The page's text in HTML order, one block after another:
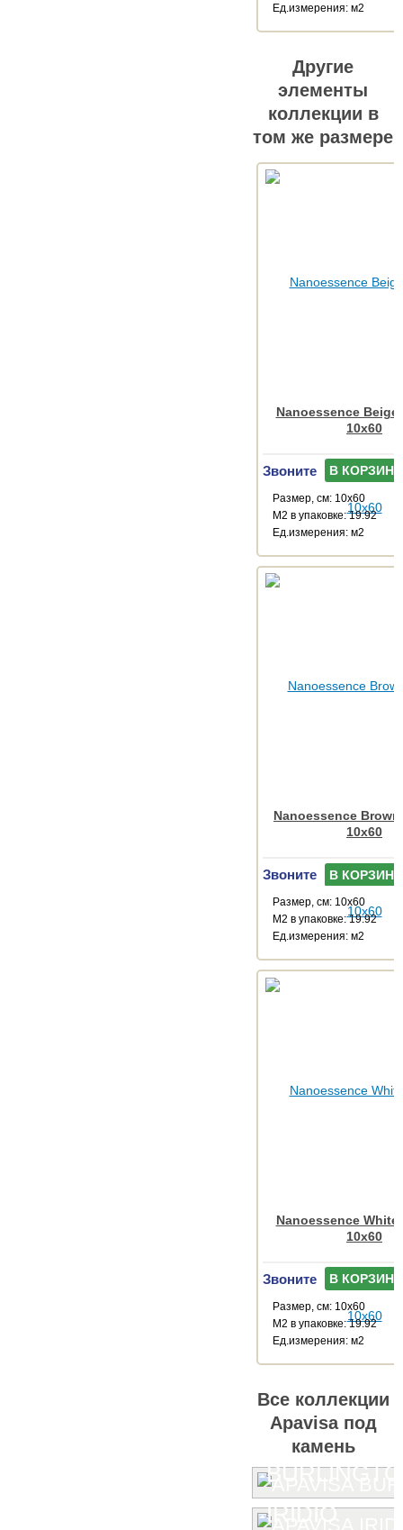
Ед.измерения: м2
Другие
элементы
коллекции в
том же размере
Nanoessence Beige
10x60
Звоните В КОРЗИНУ
Размер, см: 10x60
М2 в упаковке: 19.92
Ед.измерения: м2
Nanoessence
10x60
Звоните В КОРЗИНУ
Размер, см: 10x60
М2 в упаковке: 19.92
Ед.измерения: м2
Nanoessence White
10x60
Звоните В КОРЗИНУ
Размер, см: 10x60
М2 в упаковке: 19.92
Ед.измерения: м2
Все коллекции
Apavisa под
камень
IRIDIO